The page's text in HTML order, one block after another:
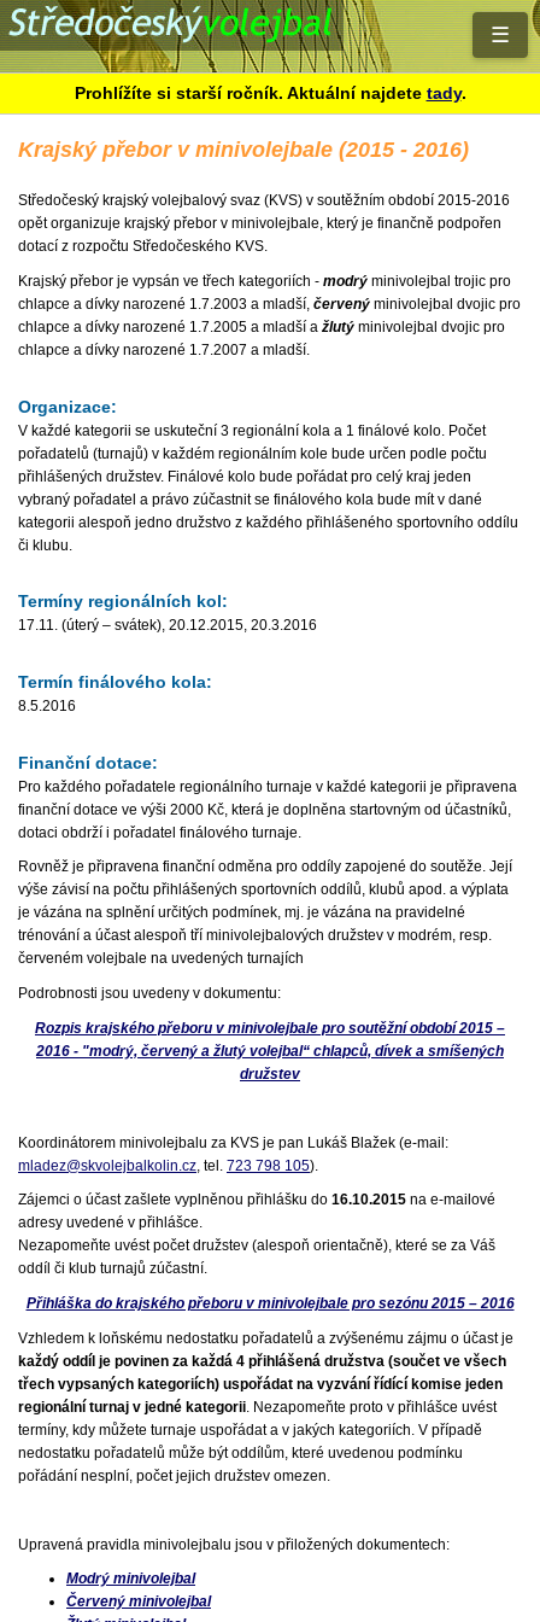
☰
Prohlížíte si starší ročník. Aktuální najdete tady.
Krajský přebor v minivolejbale (2015 - 2016)
Středočeský krajský volejbalový svaz (KVS) v soutěžním období 2015-2016
opět organizuje krajský přebor v minivolejbale, který je finančně podpořen
dotací z rozpočtu Středočeského KVS.
Krajský přebor je vypsán ve třech kategoriích - modrý minivolejbal trojic pro
chlapce a dívky narozené 1.7.2003 a mladší, červený minivolejbal dvojic pro
chlapce a dívky narozené 1.7.2005 a mladší a žlutý minivolejbal dvojic pro
chlapce a dívky narozené 1.7.2007 a mladší.
Organizace:
V každé kategorii se uskuteční 3 regionální kola a 1 finálové kolo. Počet
pořadatelů (turnajů) v každém regionálním kole bude určen podle počtu
přihlášených družstev. Finálové kolo bude pořádat pro celý kraj jeden
vybraný pořadatel a právo zúčastnit se finálového kola bude mít v dané
kategorii alespoň jedno družstvo z každého přihlášeného sportovního oddílu
či klubu.
Termíny regionálních kol:
17.11. (úterý – svátek), 20.12.2015, 20.3.2016
Termín finálového kola:
8.5.2016
Finanční dotace:
Pro každého pořadatele regionálního turnaje v každé kategorii je připravena
finanční dotace ve výši 2000 Kč, která je doplněna startovným od účastníků,
dotaci obdrží i pořadatel finálového turnaje.
Rovněž je připravena finanční odměna pro oddíly zapojené do soutěže. Její
výše závisí na počtu přihlášených sportovních oddílů, klubů apod. a výplata
je vázána na splnění určitých podmínek, mj. je vázána na pravidelné
trénování a účast alespoň tří minivolejbalových družstev v modrém, resp.
červeném volejbale na uvedených turnajích
Podrobnosti jsou uvedeny v dokumentu:
Rozpis krajského přeboru v minivolejbale pro soutěžní období 2015 –
2016 - "modrý, červený a žlutý volejbal“ chlapců, dívek a smíšených
družstev
Koordinátorem minivolejbalu za KVS je pan Lukáš Blažek (e-mail:
mladez@skvolejbalkolin.cz , tel. 723 798 105).
Zájemci o účast zašlete vyplněnou přihlášku do 16.10.2015 na e-mailové
adresy uvedené v přihlášce.
Nezapomeňte uvést počet družstev (alespoň orientačně), které se za Váš
oddíl či klub turnajů zúčastní.
Přihláška do krajského přeboru v minivolejbale pro sezónu 2015 – 2016
Vzhledem k loňskému nedostatku pořadatelů a zvýšenému zájmu o účast je
každý oddíl je povinen za každá 4 přihlášená družstva (součet ve všech
třech vypsaných kategoriích) uspořádat na vyzvání řídící komise jeden
regionální turnaj v jedné kategorii . Nezapomeňte proto v přihlášce uvést
termíny, kdy můžete turnaje uspořádat a v jakých kategoriích. V případě
nedostatku pořadatelů může být oddílům, které uvedenou podmínku
pořádání nesplní, počet jejich družstev omezen.
Upravená pravidla minivolejbalu jsou v přiložených dokumentech:
Modrý minivolejbal
Červený minivolejbal